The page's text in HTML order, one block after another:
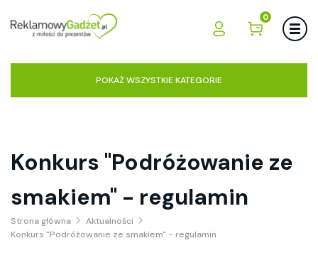
0
POKAŻ WSZYSTKIE KATEGORIE
Konkurs "Podróżowanie ze
smakiem" - regulamin
Strona główna
Aktualności
Konkurs "Podróżowanie ze smakiem" - regulamin